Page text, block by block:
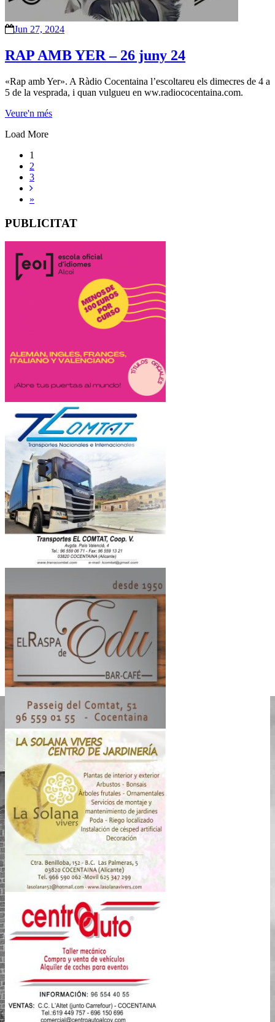
Jun 27, 2024
RAP AMB YER – 26 juny 24
«Rap amb Yer». A Ràdio Cocentaina l’escoltareu els dimecres de 4 a
5 de la vesprada, i quan vulgueu en ww.radiococentaina.com.
Veure'n més
Load More
1
2
3
»
PUBLICITAT